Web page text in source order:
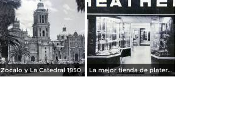
Zocalo y La Catedral 1950 La mejor tienda de plateria.